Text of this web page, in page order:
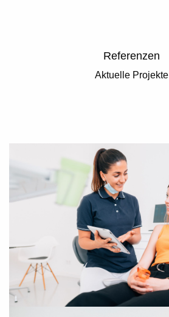
Referenzen
Aktuelle Projekte